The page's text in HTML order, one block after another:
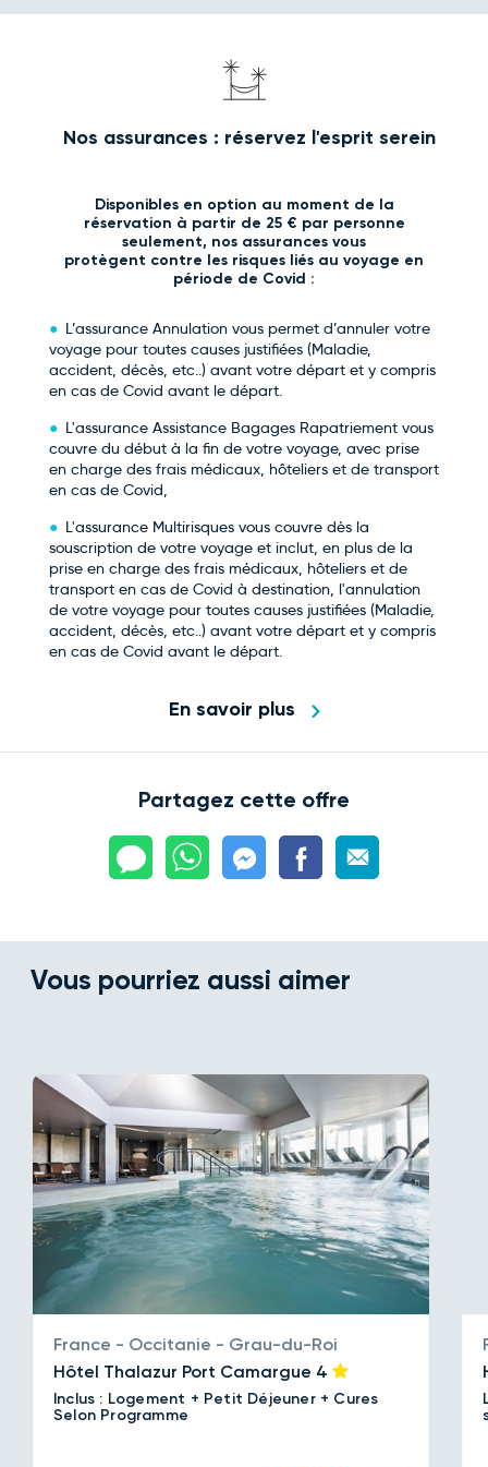
Nos assurances : réservez l'esprit serein
Disponibles en option au moment de la
réservation à partir de 25 € par personne
seulement, nos assurances vous
protègent contre les risques liés au voyage en
période de Covid :
L’assurance Annulation vous permet d’annuler votre
voyage pour toutes causes justifiées (Maladie,
accident, décès, etc..) avant votre départ et y compris
en cas de Covid avant le départ.
L'assurance Assistance Bagages Rapatriement vous
couvre du début à la fin de votre voyage, avec prise
en charge des frais médicaux, hôteliers et de transport
en cas de Covid,
L'assurance Multirisques vous couvre dès la
souscription de votre voyage et inclut, en plus de la
prise en charge des frais médicaux, hôteliers et de
transport en cas de Covid à destination, l'annulation
de votre voyage pour toutes causes justifiées (Maladie,
accident, décès, etc..) avant votre départ et y compris
en cas de Covid avant le départ.
En savoir plus
Partagez cette offre
Vous pourriez aussi aimer
France - Occitanie - Grau-du-Roi
Hôtel Thalazur Port Camargue 4
Inclus : Logement + Petit Déjeuner + Cures
Selon Programme